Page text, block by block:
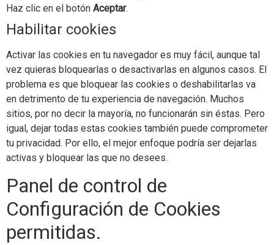
Haz clic en el botón Aceptar.
Habilitar cookies
Activar las cookies en tu navegador es muy fácil, aunque tal
vez quieras bloquearlas o desactivarlas en algunos casos. El
problema es que bloquear las cookies o deshabilitarlas va
en detrimento de tu experiencia de navegación. Muchos
sitios, por no decir la mayoría, no funcionarán sin éstas. Pero
igual, dejar todas estas cookies también puede comprometer
tu privacidad. Por ello, el mejor enfoque podría ser dejarlas
activas y bloquear las que no desees.
Panel de control de
Configuración de Cookies
permitidas.